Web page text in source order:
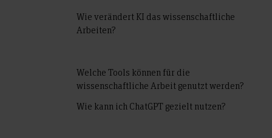
Wie verändert KI das wissenschaftliche
Arbeiten?
Welche Tools können für die
wissenschaftliche Arbeit genutzt werden?
Wie kann ich ChatGPT gezielt nutzen?